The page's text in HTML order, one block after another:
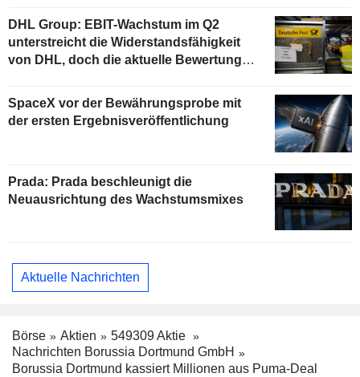
DHL Group: EBIT-Wachstum im Q2
unterstreicht die Widerstandsfähigkeit
von DHL, doch die aktuelle Bewertung
SpaceX vor der Bewährungsprobe mit
der ersten Ergebnisveröffentlichung
Prada: Prada beschleunigt die
Neuausrichtung des Wachstumsmixes
Aktuelle Nachrichten
Börse Aktien
549309 Aktie
Nachrichten Borussia Dortmund GmbH
Borussia Dortmund kassiert Millionen aus Puma-Deal